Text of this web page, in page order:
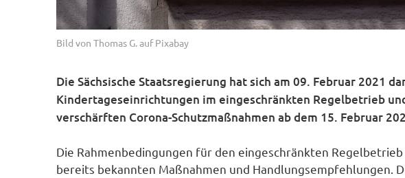
Bild von Thomas G. auf Pixabay
Die Sächsische Staatsregierung hat sich am 09. Februar 2021
Kindertageseinrichtungen im eingeschränkten Regelbetrieb
verschärften Corona-Schutzmaßnahmen ab dem 15. Februar
Die Rahmenbedingungen für den eingeschränkten
bereits bekannten Maßnahmen und Handlungsempfehlungen.